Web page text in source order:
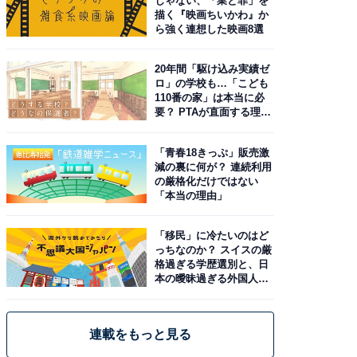
描く『映画ちいかわ』か
ら強く連想した映画8選
20年間「駆け込み実績ゼ
ロ」の学校も…「こども
110番の家」は本当に必
要？ PTAが直面する理想
「青春18きっぷ」販売激
減の裏に何が？ 連続利用
の厳格化だけではない
「本当の理由」
「移民」に冷たいのはど
っちなのか？ スイスの厳
格過ぎる学歴選別と、日
本の曖昧過ぎる外国人政
連載をもっと見る